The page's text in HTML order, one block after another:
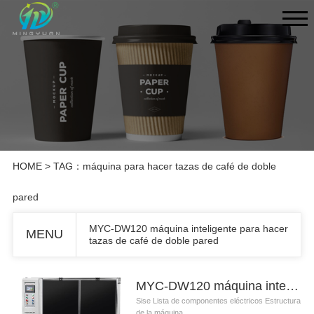
HOME> TAG：máquina para hacer tazas de café de doble
pared
MENU
MYC-DW120 máquina inteligente para hacer
tazas de café de doble pared
MYC-DW120 máquina inteligente para hacer tazas de café de doble pared
Sise Lista de componentes eléctricos Estructura